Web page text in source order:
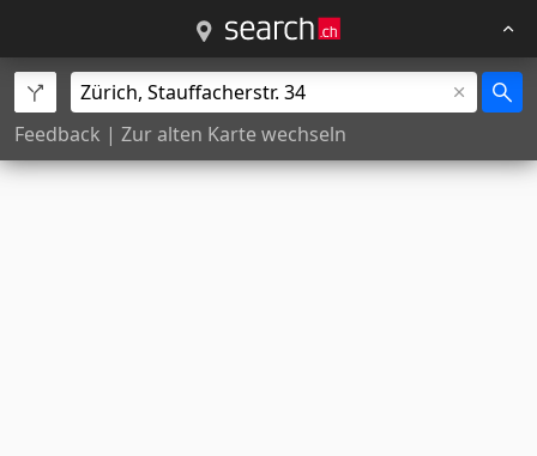
Feedback | Zur alten Karte wechseln